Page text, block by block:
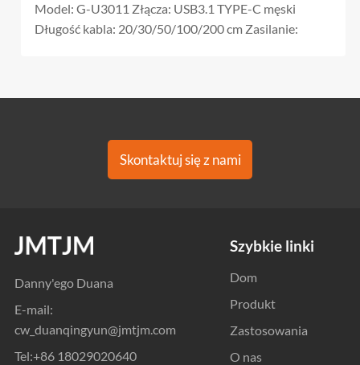
Model: G-U3011 Złącza: USB3.1 TYPE-C męski
Długość kabla: 20/30/50/100/200 cm Zasilanie:
Skontaktuj się z nami
Danny'ego Duana
E-mail:
cw_duanqingyun@jmtjm.com
Tel:+86 18029020640
Szybkie linki
Dom
Produkt
Zastosowania
O nas